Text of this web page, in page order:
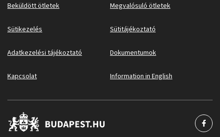
Beküldött ötletek Megvalósuló ötletek
Sütikezelés Sütitájékoztató
Adatkezelési tájékoztató Dokumentumok
Kapcsolat Information in English